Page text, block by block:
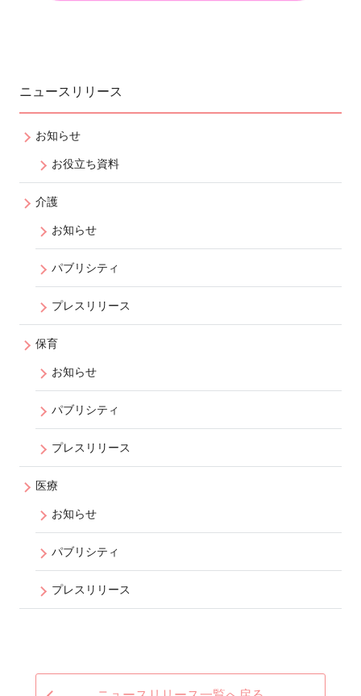
ニュースリリース
お知らせ
お役立ち資料
介護
お知らせ
パブリシティ
プレスリリース
保育
お知らせ
パブリシティ
プレスリリース
医療
お知らせ
パブリシティ
プレスリリース